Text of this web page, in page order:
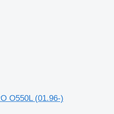
O550L (01.96-)